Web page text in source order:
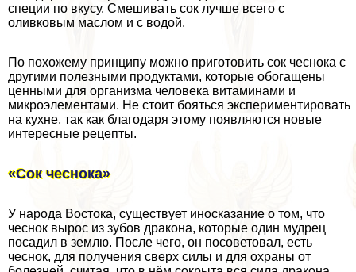
специи по вкусу. Смешивать сок лучше всего с
оливковым маслом и с водой.
По похожему принципу можно приготовить сок чеснока с
другими полезными продуктами, которые обогащены
ценными для организма человека витаминами и
микроэлементами. Не стоит бояться экспериментировать
на кухне, так как благодаря этому появляются новые
интересные рецепты.
«Сок чеснока»
У народа Востока, существует иносказание о том, что
чеснок вырос из зубов дpaкона, которые один мудрец
посадил в землю. После чего, он посоветовал, есть
чеснок, для получения сверх силы и для охраны от